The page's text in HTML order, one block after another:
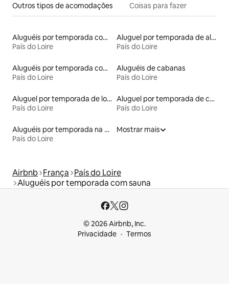
Outros tipos de acomodações Coisas para fazer
Aluguéis por temporada com banheiro para PCD
País do Loire
Aluguel por temporada de alojamentos ecológicos
País do Loire
Aluguéis por temporada com caiaque
País do Loire
Aluguéis de cabanas
País do Loire
Aluguel por temporada de lofts
País do Loire
Aluguel por temporada de casas-barco
País do Loire
Aluguéis por temporada na orla
País do Loire
Mostrar mais
Airbnb França País do Loire
Aluguéis por temporada com sauna
© 2026 Airbnb, Inc.
Privacidade
Termos